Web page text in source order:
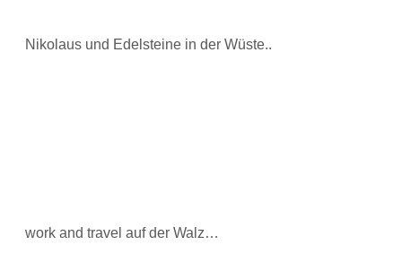
Nikolaus und Edelsteine in der Wüste..
work and travel auf der Walz…